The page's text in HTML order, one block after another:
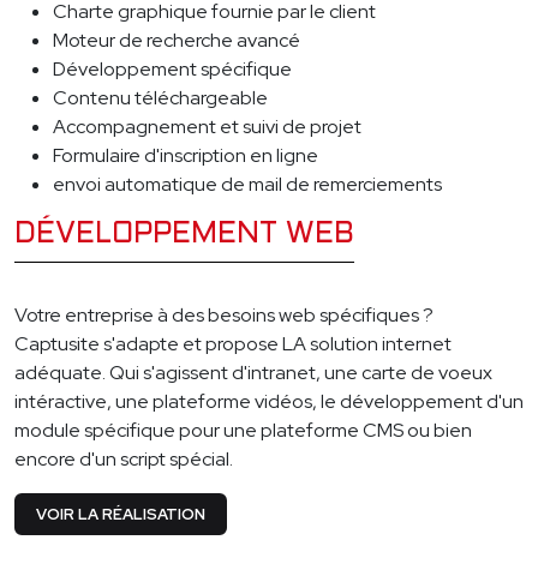
Charte graphique fournie par le client
Moteur de recherche avancé
Développement spécifique
Contenu téléchargeable
Accompagnement et suivi de projet
Formulaire d'inscription en ligne
envoi automatique de mail de remerciements
DÉVELOPPEMENT WEB
Votre entreprise à des besoins web spécifiques ?
Captusite s'adapte et propose LA solution internet
adéquate. Qui s'agissent d'intranet, une carte de voeux
intéractive, une plateforme vidéos, le développement d'un
module spécifique pour une plateforme CMS ou bien
encore d'un script spécial.
VOIR LA RÉALISATION